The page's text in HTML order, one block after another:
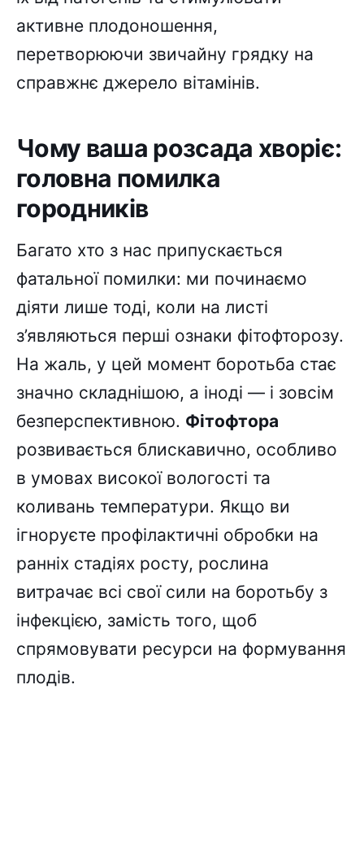
активне плодоношення,
перетворюючи звичайну грядку на
справжнє джерело вітамінів.
Чому ваша розсада хворіє:
головна помилка
городників
Багато хто з нас припускається
фатальної помилки: ми починаємо
діяти лише тоді, коли на листі
з’являються перші ознаки фітофторозу.
На жаль, у цей момент боротьба стає
значно складнішою, а іноді — і зовсім
безперспективною. Фітофтора
розвивається блискавично, особливо
в умовах високої вологості та
коливань температури. Якщо ви
ігноруєте профілактичні обробки на
ранніх стадіях росту, рослина
витрачає всі свої сили на боротьбу з
інфекцією, замість того, щоб
спрямовувати ресурси на формування
плодів.